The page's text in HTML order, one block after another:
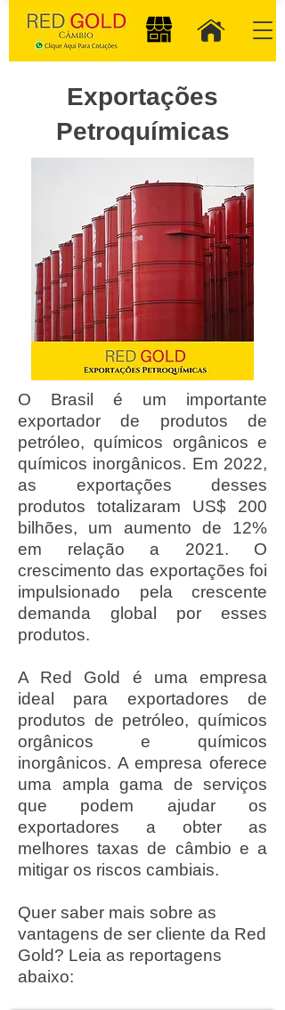
Exportações
Petroquímicas
O Brasil é um importante
exportador de produtos de
petróleo, químicos orgânicos e
químicos inorgânicos. Em 2022,
as exportações desses
produtos totalizaram US$ 200
bilhões, um aumento de 12%
em relação a 2021. O
crescimento das exportações foi
impulsionado pela crescente
demanda global por esses
produtos.
A Red Gold é uma empresa
ideal para exportadores de
produtos de petróleo, químicos
orgânicos e químicos
inorgânicos. A empresa oferece
uma ampla gama de serviços
que podem ajudar os
exportadores a obter as
melhores taxas de câmbio e a
mitigar os riscos cambiais.
Quer saber mais sobre as
vantagens de ser cliente da Red
Gold? Leia as reportagens
abaixo: